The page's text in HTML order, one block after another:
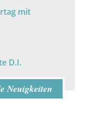
mit
D.I.
Neuigkeiten